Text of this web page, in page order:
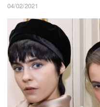
04/02/2021